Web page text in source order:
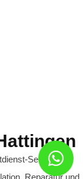
Service in
Reparatur und